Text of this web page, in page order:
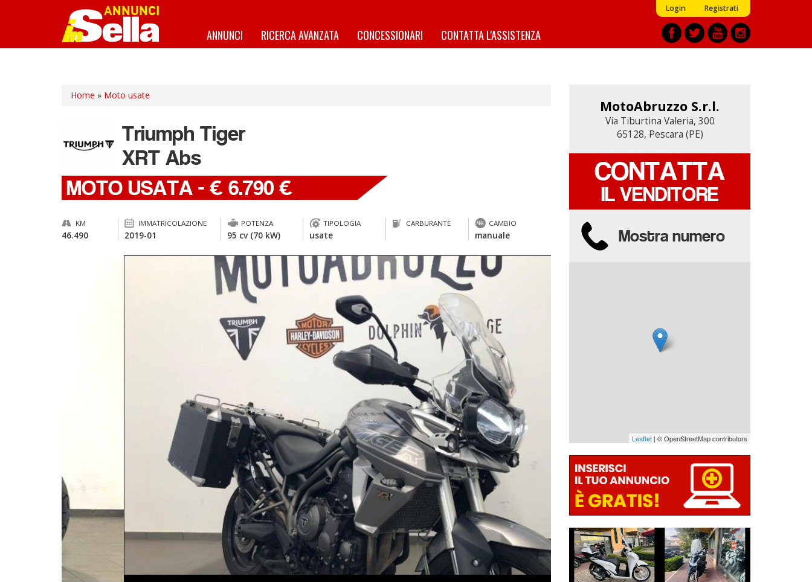
Login Registrati
ANNUNCI RICERCA AVANZATA CONCESSIONARI CONTATTA L'ASSISTENZA
Home » Moto usate
Triumph Tiger
XRT Abs
MOTO USATA - € 6.790 €
KM
46.490
IMMATRICOLAZIONE
2019-01
POTENZA
95 cv (70 kW)
TIPOLOGIA
usate
CARBURANTE CAMBIO
manuale
MotoAbruzzo S.r.l.
Via Tiburtina Valeria, 300
65128, Pescara (PE)
CONTATTA
IL VENDITORE
Mostra numero
Leaflet | © OpenStreetMap contributors
MotoAbruzzo S.r.l.
Via Tiburtina Valeria, 300
65128, Pescara (PE)
CONTATTA
IL VENDITORE
Mostra numero
HONDA SH
€ 3.390 €
HONDA SH
€ 3.390 €